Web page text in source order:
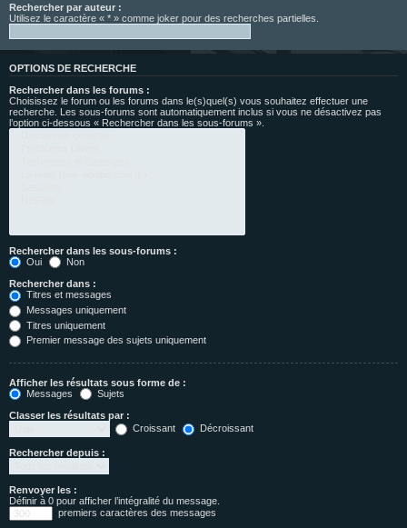
Rechercher par auteur :
Utilisez le caractère « * » comme joker pour des recherches partielles.
OPTIONS DE RECHERCHE
Rechercher dans les forums :
Choisissez le forum ou les forums dans le(s)quel(s) vous souhaitez effectuer une
recherche. Les sous-forums sont automatiquement inclus si vous ne désactivez pas
l’option ci-dessous « Rechercher dans les sous-forums ».
Rechercher dans les sous-forums :
Oui
Non
Rechercher dans :
Titres et messages
Messages uniquement
Titres uniquement
Premier message des sujets uniquement
Afficher les résultats sous forme de :
Messages
Sujets
Classer les résultats par :
Croissant
Décroissant
Rechercher depuis :
Renvoyer les :
Définir à 0 pour afficher l’intégralité du message.
premiers caractères des messages